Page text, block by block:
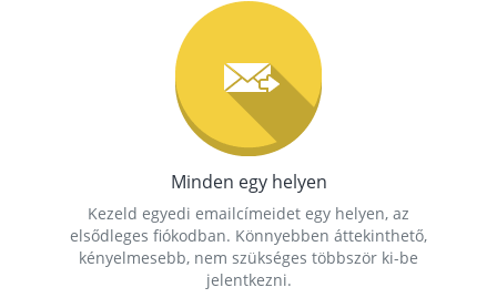
Minden egy helyen
Kezeld egyedi emailcímeidet egy helyen, az
elsődleges fiókodban. Könnyebben áttekinthető,
kényelmesebb, nem szükséges többször ki-be
jelentkezni.